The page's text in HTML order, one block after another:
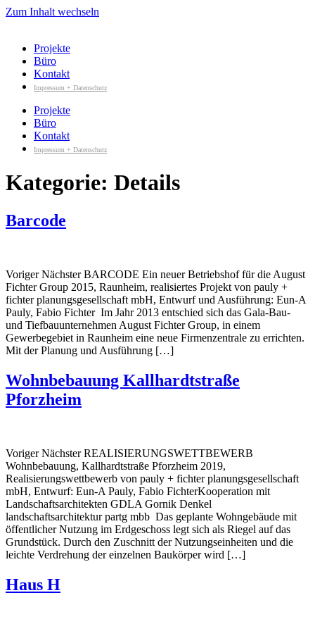
Zum Inhalt wechseln
Projekte
Büro
Kontakt
Impressum + Datenschutz
Projekte
Büro
Kontakt
Impressum + Datenschutz
Kategorie: Details
Barcode
Voriger Nächster BARCODE Ein neuer Betriebshof für die August
Fichter Group 2015, Raunheim, realisiertes Projekt von pauly +
fichter planungsgesellschaft mbH, Entwurf und Ausführung: Eun-A
Pauly, Fabio Fichter Im Jahr 2013 entschied sich das Gala-Bau-
und Tiefbauunternehmen August Fichter Group, in einem
Gewerbegebiet in Raunheim eine neue Firmenzentrale zu errichten.
Mit der Planung und Ausführung […]
Wohnbebauung Kallhardtstraße
Pforzheim
Voriger Nächster REALISIERUNGS­WETTBEWERB
Wohnbebauung, Kallhardtstraße Pforzheim 2019,
Realisierungswettbewerb von pauly + fichter planungsgesellschaft
mbH, Entwurf: Eun-A Pauly, Fabio FichterKooperation mit
Landschaftsarchitekten GDLA Gornik Denkel
landschaftsarchitektur partg mbb Das geplante Wohngebäude mit
öffentlicher Nutzung im Erdgeschoss legt sich als Riegel auf das
Grundstück. Durch den Zuschnitt der Nutzungseinheiten und die
leichte Verdrehung der einzelnen Baukörper wird […]
Haus H